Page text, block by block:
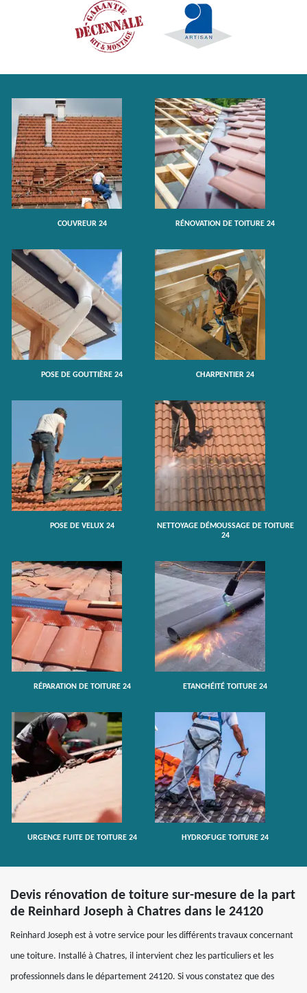
COUVREUR 24 RÉNOVATION DE TOITURE 24
POSE DE GOUTTIÈRE 24 CHARPENTIER 24
POSE DE VELUX 24
NETTOYAGE DÉMOUSSAGE DE TOITURE
24
RÉPARATION DE TOITURE 24 ETANCHÉITÉ TOITURE 24
URGENCE FUITE DE TOITURE 24 HYDROFUGE TOITURE 24
Devis rénovation de toiture sur-mesure de la part
de Reinhard Joseph à Chatres dans le 24120
Reinhard Joseph est à votre service pour les différents travaux concernant
une toiture. Installé à Chatres, il intervient chez les particuliers et les
professionnels dans le département 24120. Si vous constatez que des